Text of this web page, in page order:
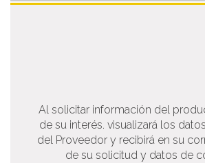
Al solicitar información del
de su interés. visualizará los
del Proveedor y recibirá en su
de su solicitud y datos de